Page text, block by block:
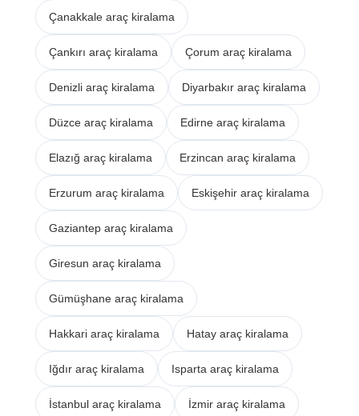
Çanakkale araç kiralama
Çankırı araç kiralama Çorum araç kiralama
Denizli araç kiralama Diyarbakır araç kiralama
Düzce araç kiralama Edirne araç kiralama
Elazığ araç kiralama Erzincan araç kiralama
Erzurum araç kiralama Eskişehir araç kiralama
Gaziantep araç kiralama
Giresun araç kiralama
Gümüşhane araç kiralama
Hakkari araç kiralama Hatay araç kiralama
Iğdır araç kiralama Isparta araç kiralama
İstanbul araç kiralama İzmir araç kiralama